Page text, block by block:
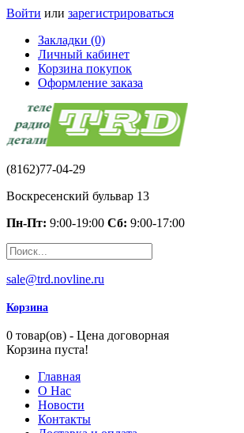
Войти или зарегистрироваться
Закладки (0)
Личный кабинет
Корзина покупок
Оформление заказа
(8162)77-04-29
Воскресенский бульвар 13
Пн-Пт: 9:00-19:00 Сб: 9:00-17:00
sale@trd.novline.ru
Корзина
0 товар(ов) - Цена договорная
Корзина пуста!
Главная
О Нас
Новости
Контакты